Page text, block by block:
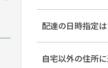
配達の日時指定
自宅以外の住所